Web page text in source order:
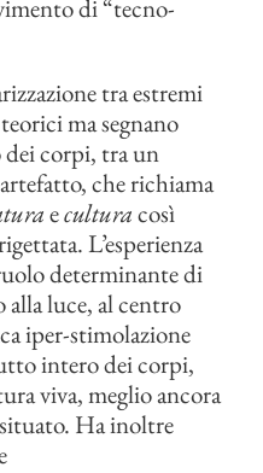
di “tecno-
tra estremi
ma segnano
corpi, tra un
che richiama
eculturacosì
L’esperienza
determinante di
luce, al centro
iper-stimolazione
intero dei corpi,
viva, meglio ancora
Ha inoltre